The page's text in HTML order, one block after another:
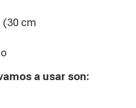
(30 cm
a usar son: